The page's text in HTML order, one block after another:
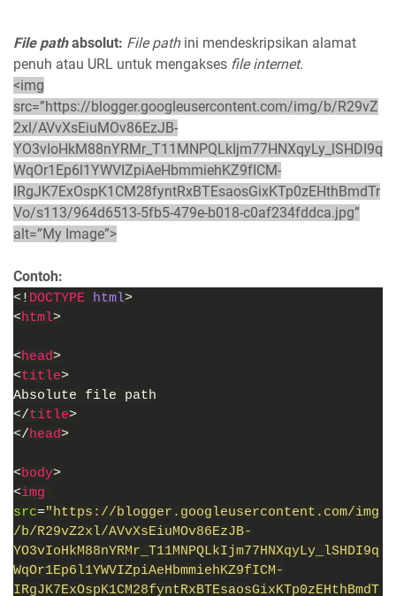
File pathabsolut: File pathini mendeskripsikan alamat
penuh atau URL untuk mengakses file internet.
<img
src=”https://blogger.googleusercontent.com/img/b/R29vZ
2xl/AVvXsEiuMOv86EzJB-
YO3vIoHkM88nYRMr_T11MNPQLkIjm77HNXqyLy_lSHDI9q
WqOr1Ep6l1YWVIZpiAeHbmmiehKZ9fICM-
IRgJK7ExOspK1CM28fyntRxBTEsaosGixKTp0zEHthBmdTr
Vo/s113/964d6513-5fb5-479e-b018-c0af234fddca.jpg”
alt=”My Image”>
Contoh:
<! DOCTYPE html>
<html>
<head>
<title>
Absolute file path
</title>
</head>
<body>
<img
src="https://blogger.googleusercontent.com/img
/b/R29vZ2xl/AVvXsEiuMOv86EzJB-
YO3vIoHkM88nYRMr_T11MNPQLkIjm77HNXqyLy_lSHDI9q
WqOr1Ep6l1YWVIZpiAeHbmmiehKZ9fICM-
IRgJK7ExOspK1CM28fyntRxBTEsaosGixKTp0zEHthBmdT